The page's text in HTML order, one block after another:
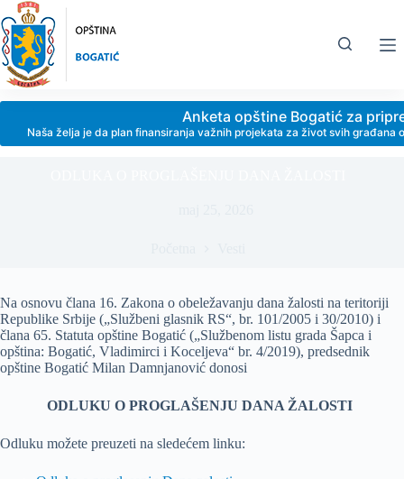
Skip
to
content
Anketa opštine Bogatić za
Naša želja je da plan finansiranja važnih projekata za život svih
Na osnovu člana 16. Zakona o obeležavanju dana žalosti na teritoriji
Republike Srbije („Službeni glasnik RS“, br. 101/2005 i 30/2010) i
člana 65. Statuta opštine Bogatić („Službenom listu grada Šapca i
opština: Bogatić, Vladimirci i Koceljeva“ br. 4/2019), predsednik
opštine Bogatić Milan Damnjanović donosi
ODLUKUO PROGLAŠENJU DANA ŽALOSTI
Odluku možete preuzeti na sledećem linku: